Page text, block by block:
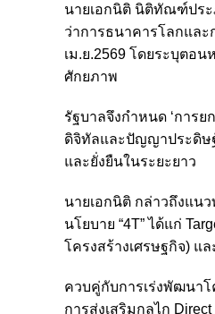
นายเอกนิติ นิติทัณฑ์ประ
ว่าการธนาคารโลกและ
เม.ย.2569 โดยระบุตอน
ศักยภาพ
รัฐบาลจึงกำหนด ‘การ
ดิจิทัลและปัญญาประดิษ
และยั่งยืนในระยะยาว
นายเอกนิติ กล่าวถึงแน
นโยบาย “4T” ได้แก่
โครงสร้างเศรษฐกิจ) แ
ควบคู่กับการเร่งพัฒนา
การส่งเสริมกลไก